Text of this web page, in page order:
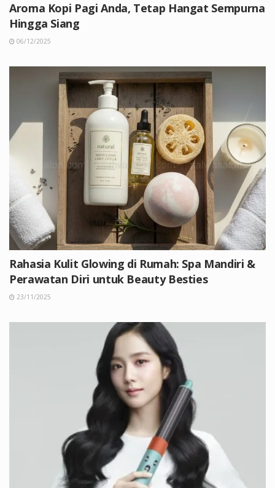
Aroma Kopi Pagi Anda, Tetap Hangat Sempurna
Hingga Siang
06/12/2025
Rahasia Kulit Glowing di Rumah: Spa Mandiri &
Perawatan Diri untuk Beauty Besties
23/11/2025